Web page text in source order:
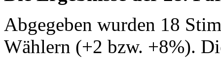
Abgegeben wurden 18
Wählern (+2 bzw. +8%).